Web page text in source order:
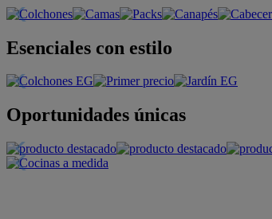
Esenciales con estilo
Oportunidades únicas